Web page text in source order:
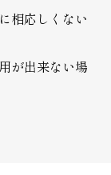
相応しくない
が出来ない場